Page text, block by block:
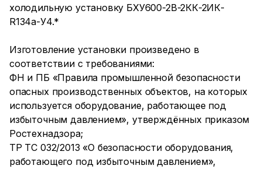
холодильную установку БХУ600-2В-2КК-2ИК-
R134a-У4.*
Изготовление установки произведено в
соответствии с требованиями:
ФН и ПБ «Правила промышленной безопасности
опасных производственных объектов, на которых
используется оборудование, работающее под
избыточным давлением», утверждённых приказом
Ростехнадзора;
ТР ТС 032/2013 «О безопасности оборудования,
работающего под избыточным давлением»,